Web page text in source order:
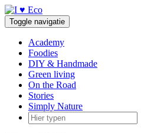
Doorgaan
naar
inhoud
Toggle navigatie
Academy
Foodies
DIY & Handmade
Green living
On the Road
Stories
Simply Nature